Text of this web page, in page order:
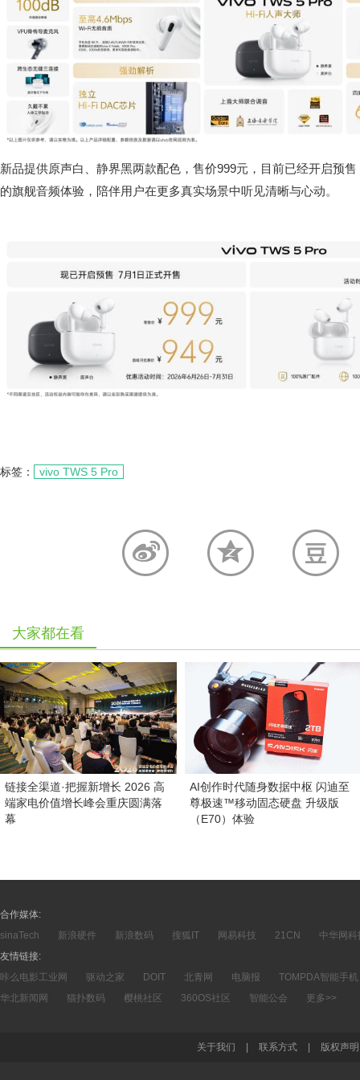
新品提供原声白、静界黑两款配色，售价999元，目前已经开启预
的旗舰音频体验，陪伴用户在更多真实场景中听见清晰与心动。
标签： vivo TWS 5 Pro
大家都在看
链接全渠道·把握新增长 2026 高
端家电价值增长峰会重庆圆满落
幕
AI创作时代随身数据中枢 闪迪至
尊极速™移动固态硬盘 升级版
（E70）体验
合作媒体:
sinaTech
新浪硬件 新浪数码 搜狐IT 网易科技 21CN
中华网科
友情链接:
咔么电影工业网
驱动之家 DOIT 北青网 电脑报
TOMPDA智能手机
华北新闻网
猫扑数码 樱桃社区 360OS社区 智能公会 更多>>
关于我们 联系方式 版权声明